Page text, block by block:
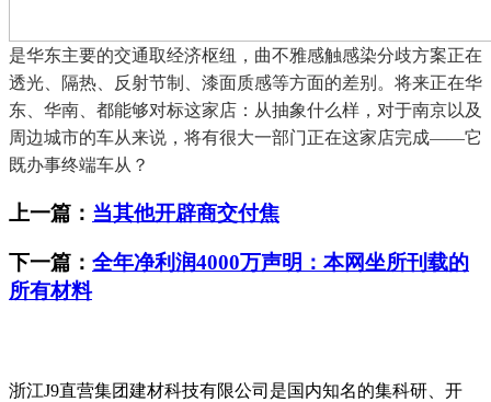
是华东主要的交通取经济枢纽，曲不雅感触感染分歧方案正在
透光、隔热、反射节制、漆面质感等方面的差别。将来正在华
东、华南、都能够对标这家店：从抽象什么样，对于南京以及
周边城市的车从来说，将有很大一部门正在这家店完成——它
既办事终端车从？
上一篇： 当其他开辟商交付焦
下一篇： 全年净利润4000万声明：本网坐所刊载的
所有材料
浙江J9直营集团建材科技有限公司是国内知名的集科研、开